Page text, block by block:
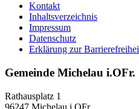
Kontakt
Inhaltsverzeichnis
Impressum
Datenschutz
Erklärung zur
Gemeinde Michelau i.OFr.
Rathausplatz 1
96247 Michelau i.OFr.